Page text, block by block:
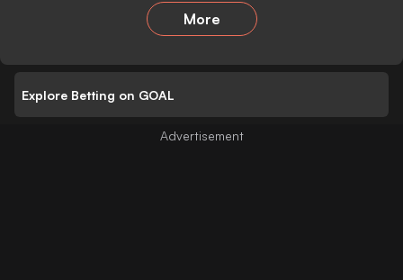
More
Explore Betting on GOAL